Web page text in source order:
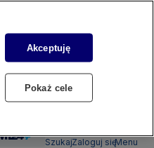
SzukajZaloguj sięMenu
Akceptuję
Pokaż cele